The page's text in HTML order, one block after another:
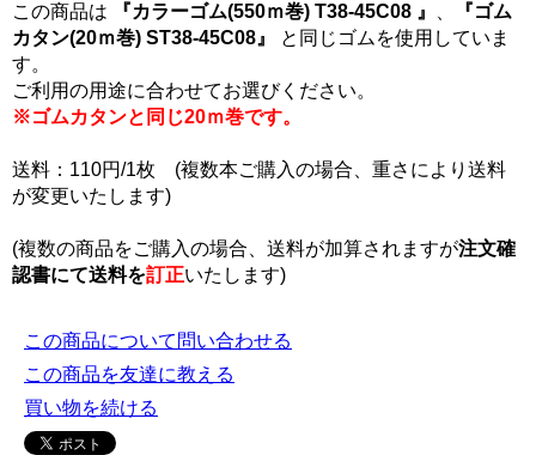
この商品は 『カラーゴム(550ｍ巻) T38-45C08 』
『ゴム
カタン(20ｍ巻) ST38-45C08』
と同じゴムを使用していま
す。
ご利用の用途に合わせてお選びください。
※ゴムカタンと同じ20ｍ巻です。
送料：110円/1枚 (複数本ご購入の場合、重さにより送料
が変更いたします)
(複数の商品をご購入の場合、送料が加算されますが注文確
認書にて送料を訂正いたします)
この商品について問い合わせる
この商品を友達に教える
買い物を続ける